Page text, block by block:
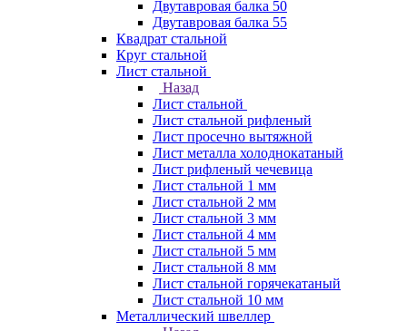
Двутавровая балка 50
Двутавровая балка 55
Квадрат стальной
Круг стальной
Лист стальной
Назад
Лист стальной
Лист стальной рифленый
Лист просечно вытяжной
Лист металла холоднокатаный
Лист рифленый чечевица
Лист стальной 1 мм
Лист стальной 2 мм
Лист стальной 3 мм
Лист стальной 4 мм
Лист стальной 5 мм
Лист стальной 8 мм
Лист стальной горячекатаный
Лист стальной 10 мм
Металлический швеллер